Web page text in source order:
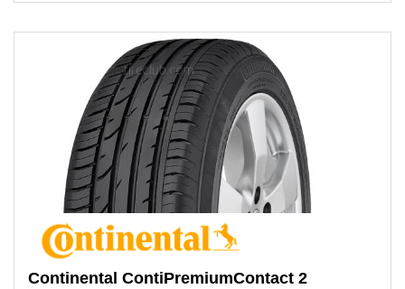
Continental ContiPremiumContact 2